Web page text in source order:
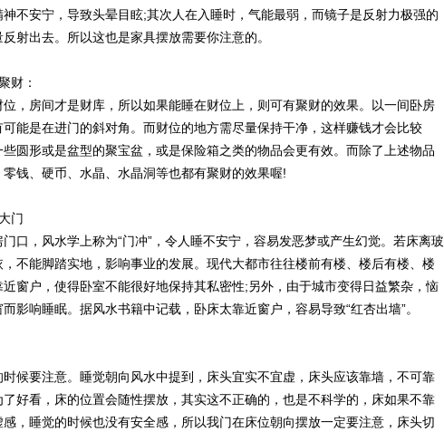
不安宁，导致头晕目眩;其次人在入睡时，气能最弱，而镜子是反射力极强的
射出去。所以这也是家具摆放需要你注意的。
财：
，房间才是财库，所以如果能睡在财位上，则可有聚财的效果。以一间卧房
能是在进门的斜对角。而财位的地方需尽量保持干净，这样赚钱才会比较
圆形或是盆型的聚宝盆，或是保险箱之类的物品会更有效。而除了上述物品
钱、硬币、水晶、水晶洞等也都有聚财的效果喔!
门
口，风水学上称为“门冲”，令人睡不安宁，容易发恶梦或产生幻觉。若床离玻
不能脚踏实地，影响事业的发展。现代大都市往往楼前有楼、楼后有楼、楼
窗户，使得卧室不能很好地保持其私密性;另外，由于城市变得日益繁杂，恼
影响睡眠。据风水书籍中记载，卧床太靠近窗户，容易导致“红杏出墙”。
候要注意。睡觉朝向风水中提到，床头宜实不宜虚，床头应该靠墙，不可靠
好看，床的位置会随性摆放，其实这不正确的，也是不科学的，床如果不靠
，睡觉的时候也没有安全感，所以我门在床位朝向摆放一定要注意，床头切